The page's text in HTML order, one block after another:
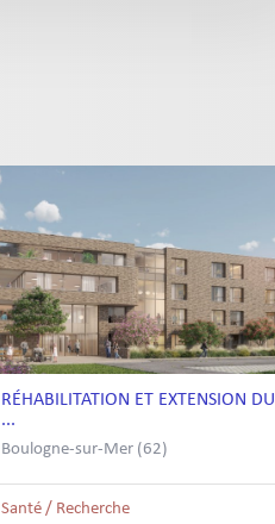
RÉHABILITATION ET EXTENSION DU
...
Boulogne-sur-Mer (62)
Santé / Recherche